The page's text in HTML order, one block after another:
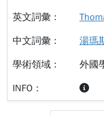
湯瑪
外國